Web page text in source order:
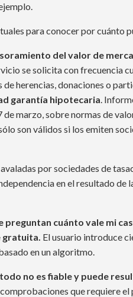
para conocer por cuánto
del valor de
se solicita con frecuencia
herencias, donaciones o
garantía hipotecaria.
marzo, sobre normas de
son válidos si los emiten
por sociedades de
en el resultado
preguntan cuánto vale mi
gratuita. El usuario introduce
en un algoritmo.
no es fiable y puede
que requiere